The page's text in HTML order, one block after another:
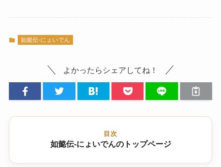
如懿伝-にょいでん
よかったらシェアしてね！
目次
如懿伝-にょいでんのトップページ